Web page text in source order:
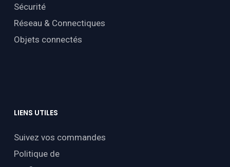
Sécurité
Réseau & Connectiques
Objets connectés
LIENS UTILES
Suivez vos commandes
Politique de